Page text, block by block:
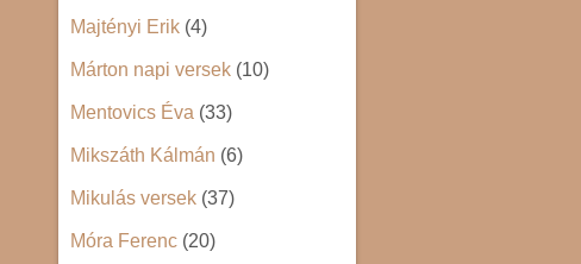
Majtényi Erik (4)
Márton napi versek (10)
Mentovics Éva (33)
Mikszáth Kálmán (6)
Mikulás versek (37)
Móra Ferenc (20)